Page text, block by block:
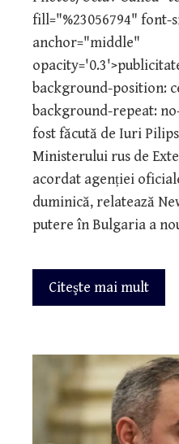
fill="%23056794" font-
anchor="middle"
background-position:
background-repeat:
fost făcută de Iuri
Ministerului rus de
acordat agenției
duminică, relatează
putere în Bulgaria a
Citeşte mai mult